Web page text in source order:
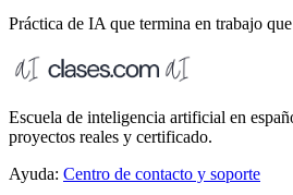
Práctica de IA que termina en trabajo
Escuela de inteligencia artificial en
proyectos reales y certificado.
Ayuda: Centro de contacto y soporte